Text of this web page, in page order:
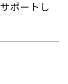
ポートし